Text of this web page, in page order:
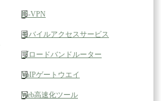
IP-VPN
モバイルアクセスサービス
ブロードバンドルーター
VoIPゲートウエイ
Web高速化ツール